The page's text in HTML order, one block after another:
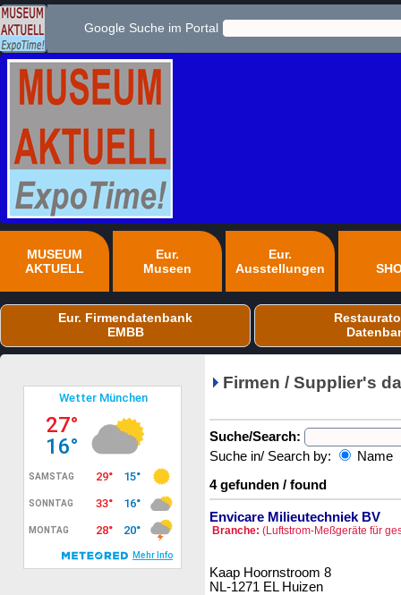
Google Suche im Portal
MUSEUM
AKTUELL
Eur.
Museen
Eur.
Ausstellungen
Eur. Firmendatenbank
EMBB
Firmen / Supplier's
Suche/Search:
Suche in/ Search by:
Name
4 gefunden / found
Envicare Milieutechniek BV
Branche: (Luftstrom-Meßgeräte für
Kaap Hoornstroom 8
NL-1271 EL Huizen